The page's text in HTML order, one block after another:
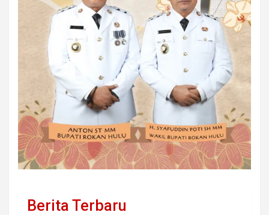
Berita Terbaru